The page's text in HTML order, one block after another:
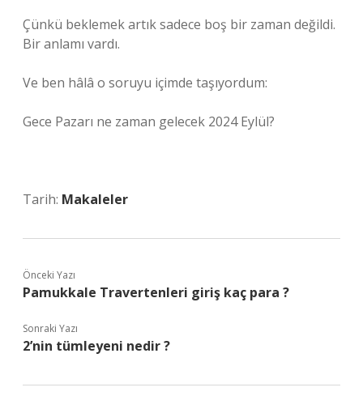
Çünkü beklemek artık sadece boş bir zaman değildi.
Bir anlamı vardı.
Ve ben hâlâ o soruyu içimde taşıyordum:
Gece Pazarı ne zaman gelecek 2024 Eylül?
Tarih: Makaleler
Önceki Yazı
Pamukkale Travertenleri giriş kaç para ?
Sonraki Yazı
2’nin tümleyeni nedir ?